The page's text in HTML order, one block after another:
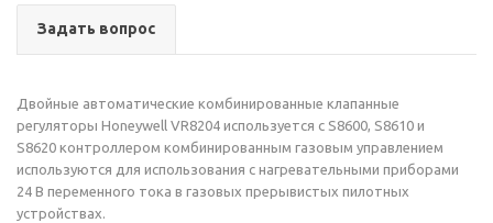
Задать вопрос
Двойные автоматические комбинированные клапанные
регуляторы Honeywell VR8204 используется с S8600, S8610 и
S8620 контроллером комбинированным газовым управлением
используются для использования с нагревательными приборами
24 В переменного тока в газовых прерывистых пилотных
устройствах.